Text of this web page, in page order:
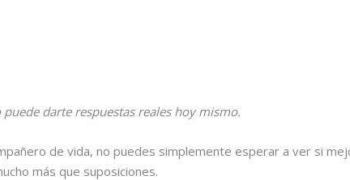
darte respuestas reales hoy mismo.
de vida, no puedes simplemente esperar a ver si
más que suposiciones.